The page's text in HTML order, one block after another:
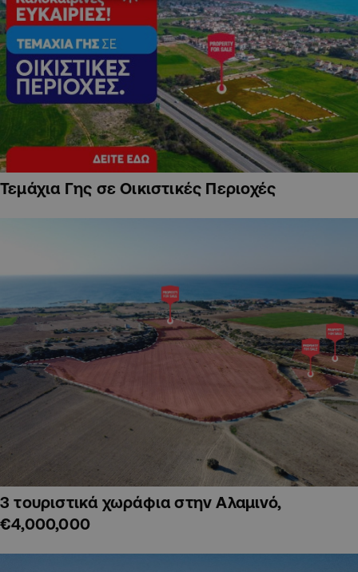
Τεμάχια Γης σε Οικιστικές Περιοχές
3 τουριστικά χωράφια στην Αλαμινό,
€4,000,000